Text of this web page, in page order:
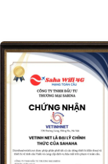
XEM CHI TIẾT